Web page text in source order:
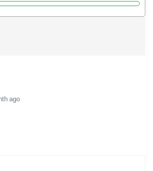
းမွန်စေဖို့အတွက် လိုအပ်တဲ့အာဟာရဓာတ်
က်စစ်ပါဝင်ပေါင်းစပ်ထားတဲ့အတွက်
ျိုးမျိုး၊ဟင်းသီးဟင်းရွက်နဲ့ ဥယျာဉ်ခြံသီးနှံ
နိုင်တယ်ဆိုတော့ တစ်မျိုးတည်းနဲ့ အားလုံး
ago